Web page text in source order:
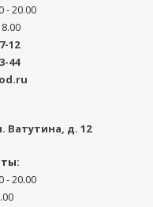
- 20.00
12
44
Ватутина, д. 12
- 20.00